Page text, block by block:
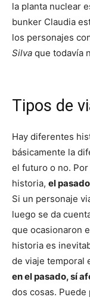
la planta nuclear
bunker Claudia
los personajes
Silva que todavía
Tipos de
Hay diferentes
básicamente la
el futuro o no.
historia, el
Si un personaje
luego se da
que ocasionaron
historia es
de viaje temporal
en el pasado, sí
dos cosas. Puede